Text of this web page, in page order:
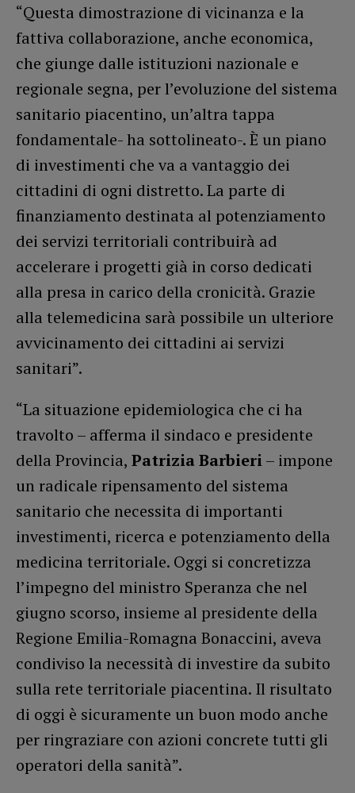
“Questa dimostrazione di vicinanza e la
fattiva collaborazione, anche economica,
che giunge dalle istituzioni nazionale e
regionale segna, per l’evoluzione del sistema
sanitario piacentino, un’altra tappa
fondamentale- ha sottolineato-. È un piano
di investimenti che va a vantaggio dei
cittadini di ogni distretto. La parte di
finanziamento destinata al potenziamento
dei servizi territoriali contribuirà ad
accelerare i progetti già in corso dedicati
alla presa in carico della cronicità. Grazie
alla telemedicina sarà possibile un ulteriore
avvicinamento dei cittadini ai servizi
sanitari”.
“La situazione epidemiologica che ci ha
travolto – afferma il sindaco e presidente
della Provincia, Patrizia Barbieri– impone
un radicale ripensamento del sistema
sanitario che necessita di importanti
investimenti, ricerca e potenziamento della
medicina territoriale. Oggi si concretizza
l’impegno del ministro Speranza che nel
giugno scorso, insieme al presidente della
Regione Emilia-Romagna Bonaccini, aveva
condiviso la necessità di investire da subito
sulla rete territoriale piacentina. Il risultato
di oggi è sicuramente un buon modo anche
per ringraziare con azioni concrete tutti gli
operatori della sanità”.